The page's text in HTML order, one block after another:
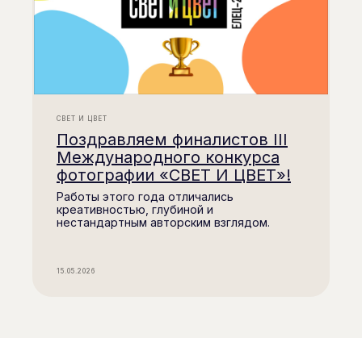
СВЕТ И ЦВЕТ
Поздравляем финалистов III
Международного конкурса
фотографии «СВЕТ И ЦВЕТ»!
Работы этого года отличались
креативностью, глубиной и
нестандартным авторским взглядом.
15.05.2026